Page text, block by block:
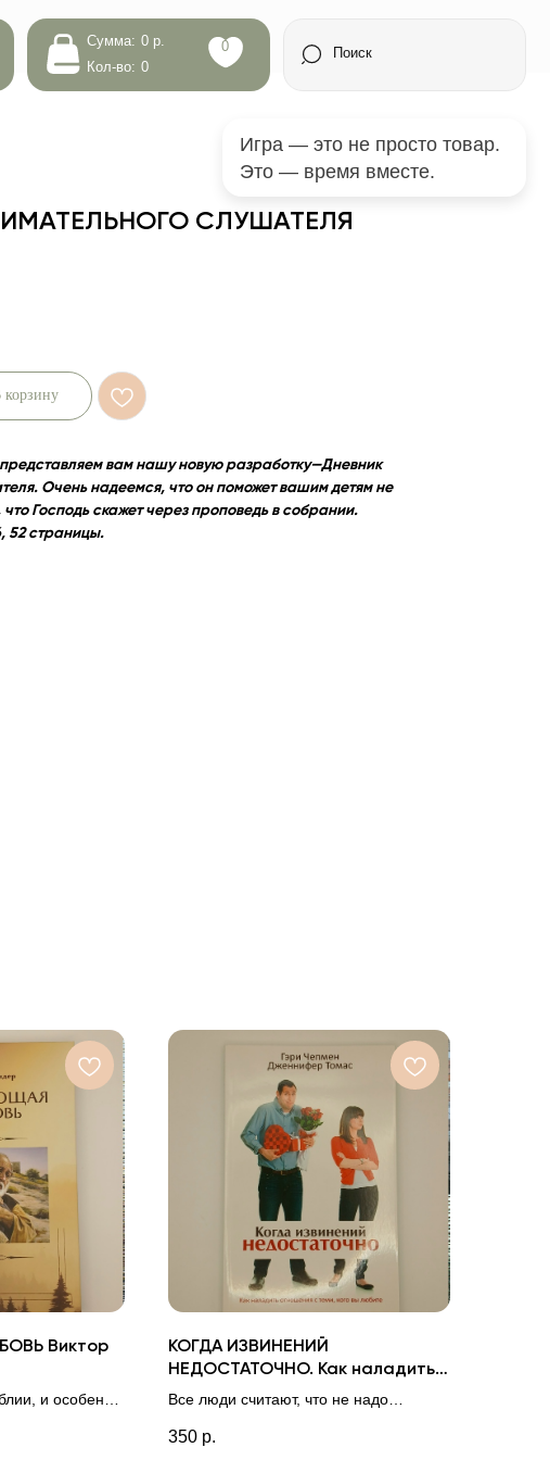
0 р.
Поиск
0
Это — время вместе.
СЛУШАТЕЛЯ
корзину
вам нашу новую разработку—Дневник
Очень надеемся, что он поможет вашим детям не
что Господь скажет через проповедь в собрании.
52 страницы.
Виктор
и особенно
КОГДА ИЗВИНЕНИЙ
НЕДОСТАТОЧНО. Как наладить
отношения с теми, кого вы
любите. Гэри Чепмен
Все люди считают, что не надо
меня". Надо научиться действенно
350 р.